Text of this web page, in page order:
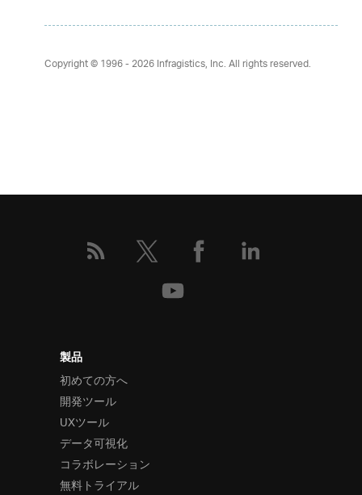
Copyright © 1996 - 2026Infragistics, Inc. All rights reserved.
製品
初めての方へ
開発ツール
UXツール
データ可視化
コラボレーション
無料トライアル